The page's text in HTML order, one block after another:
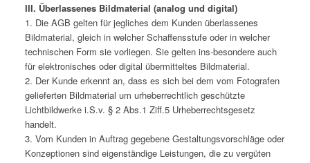
III. Überlassenes Bildmaterial (analog und digital)
1. Die AGB gelten für jegliches dem Kunden überlassenes
Bildmaterial, gleich in welcher Schaffensstufe oder in welcher
technischen Form sie vorliegen. Sie gelten ins-besondere auch
für elektronisches oder digital übermitteltes Bildmaterial.
2. Der Kunde erkennt an, dass es sich bei dem vom Fotografen
gelieferten Bildmaterial um urheberrechtlich geschützte
Lichtbildwerke i.S.v. § 2 Abs.1 Ziff.5 Urheberrechtsgesetz
handelt.
3. Vom Kunden in Auftrag gegebene Gestaltungsvorschläge oder
Konzeptionen sind eigenständige Leistungen, die zu vergüten